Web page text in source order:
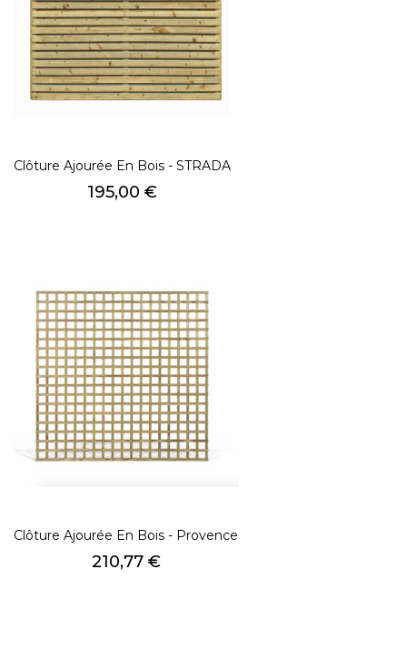
Clôture Ajourée En Bois - STRADA
Prix
195,00 €
Clôture Ajourée En Bois - Provence
Prix
210,77 €